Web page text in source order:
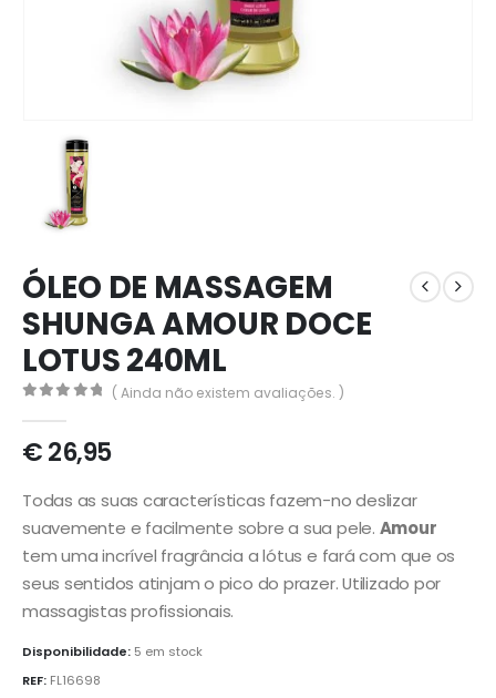
ÓLEO DE MASSAGEM
SHUNGA AMOUR DOCE
LOTUS 240ML
( Ainda não existem avaliações. )
€26,95
Todas as suas características fazem-no deslizar
suavemente e facilmente sobre a sua pele. Amour
tem uma incrível fragrância a lótus e fará com que os
seus sentidos atinjam o pico do prazer. Utilizado por
massagistas profissionais.
Disponibilidade: 5 em stock
REF: FL16698